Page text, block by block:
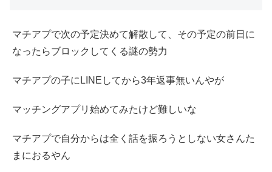
マチアプで次の予定決めて解散して、その予定の前日に
なったらブロックしてくる謎の勢力
マチアプの子にLINEしてから3年返事無いんやが
マッチングアプリ始めてみたけど難しいな
マチアプで自分からは全く話を振ろうとしない女さんた
まにおるやん